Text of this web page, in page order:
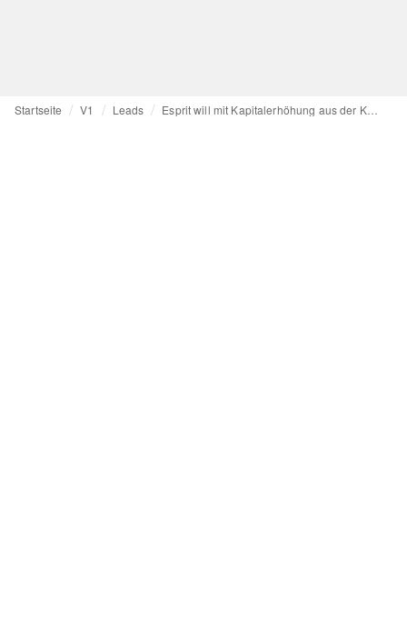
Startseite V1 Leads Esprit will mit Kapitalerhöhung aus der Krise